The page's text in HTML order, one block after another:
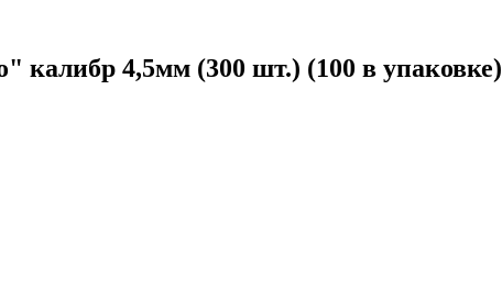
калибр 4,5мм (300 шт.) (100 в упаковке)